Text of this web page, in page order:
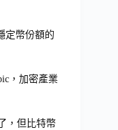
定幣份額的
，加密產業
，但比特幣